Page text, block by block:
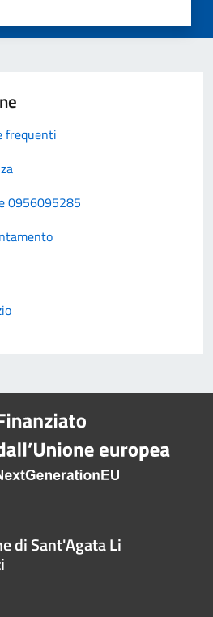
frequenti
0956095285
di Sant'Agata Li